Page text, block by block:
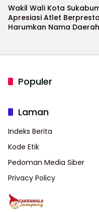
Wakil Wali Kota
Apresiasi Atlet
Harumkan Nama
Populer
Laman
Indeks Berita
Kode Etik
Pedoman Media Siber
Privacy Policy